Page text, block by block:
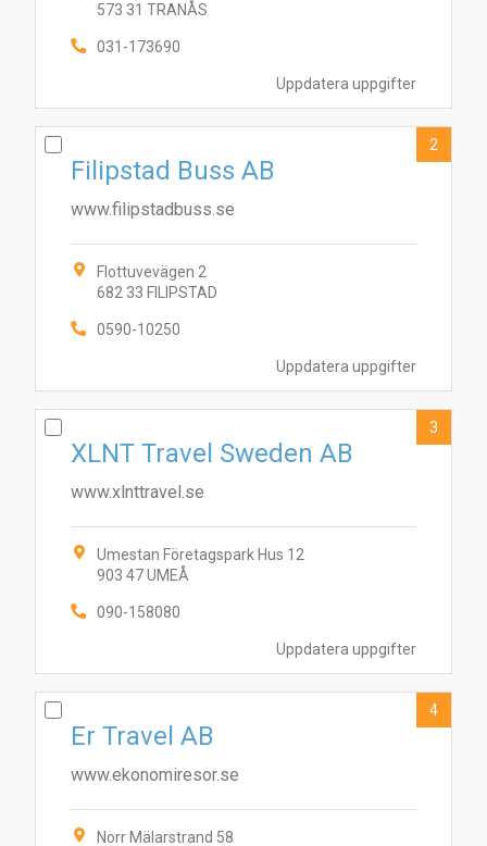
Uppdatera uppgifter
573 31 TRANÅS
031-173690
Uppdatera uppgifter
Filipstad Buss AB
www.filipstadbuss.se
Flottuvevägen 2
682 33 FILIPSTAD
0590-10250
2
Uppdatera uppgifter
XLNT Travel Sweden AB
www.xlnttravel.se
Umestan Företagspark Hus 12
903 47 UMEÅ
090-158080
3
Er Travel AB
www.ekonomiresor.se
Norr Mälarstrand 58
4